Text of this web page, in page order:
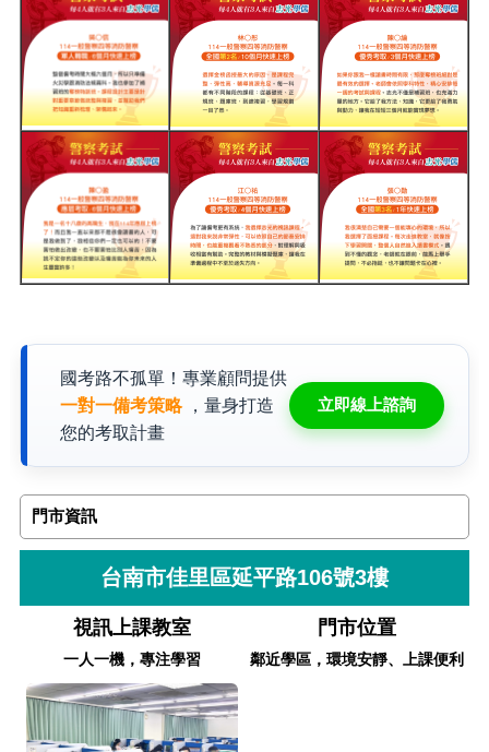
國考路不孤單！專業顧問提供
一對一備考策略，量身打造
您的考取計畫
立即線上諮詢
門市資訊
台南市佳里區延平路106號3樓
視訊上課教室 門市位置
一人一機，專注學習 鄰近學區，環境安靜、上課便利